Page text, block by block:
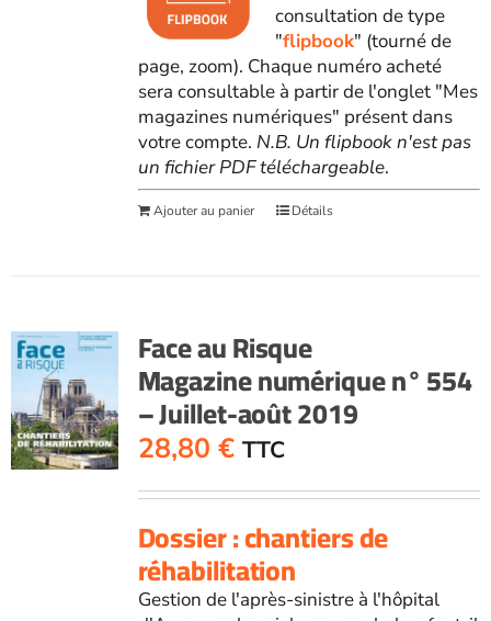
consultation de type
"flipbook" (tourné de
page, zoom). Chaque numéro acheté
sera consultable à partir de l'onglet "Mes
magazines numériques" présent dans
votre compte. N.B. Un flipbook n'est pas
un fichier PDF téléchargeable.
Ajouter au panier Détails
Face au Risque
Magazine numérique n° 554
– Juillet-août 2019
28,80 € TTC
Dossier : chantiers de
réhabilitation
Gestion de l'après-sinistre à l'hôpital